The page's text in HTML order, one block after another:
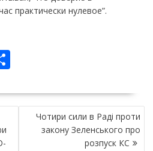
практически нулевое”.
П
ді
Чотири сили в Раді проти
закону Зеленського про
розпуск КС